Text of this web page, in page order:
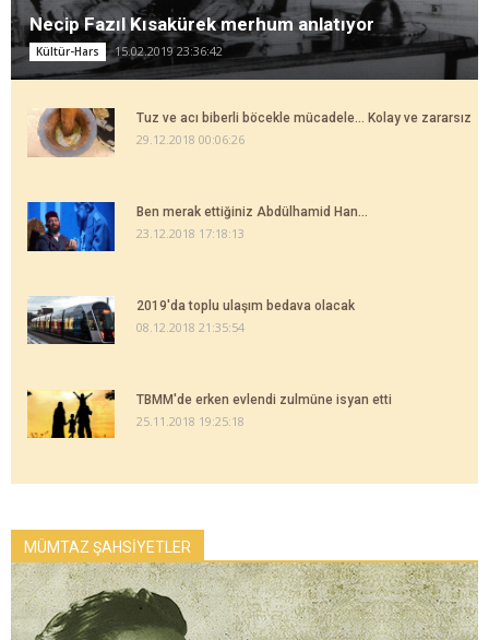
Necip Fazıl Kısakürek merhum anlatıyor
Kültür-Hars 15.02.2019 23:36:42
Tuz ve acı biberli böcekle mücadele... Kolay ve zararsız
29.12.2018 00:06:26
Ben merak ettiğiniz Abdülhamid Han...
23.12.2018 17:18:13
2019'da toplu ulaşım bedava olacak
08.12.2018 21:35:54
TBMM'de erken evlendi zulmüne isyan etti
25.11.2018 19:25:18
MÜMTAZ ŞAHSİYETLER